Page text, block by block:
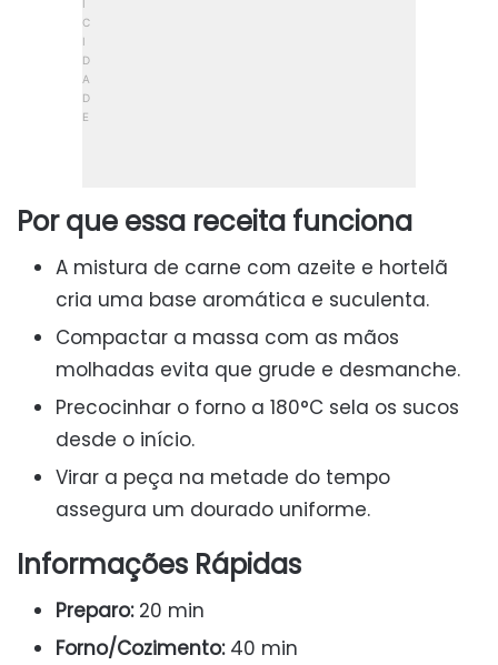
Por que essa receita funciona
A mistura de carne com azeite e hortelã
cria uma base aromática e suculenta.
Compactar a massa com as mãos
molhadas evita que grude e desmanche.
Precocinhar o forno a 180°C sela os sucos
desde o início.
Virar a peça na metade do tempo
assegura um dourado uniforme.
Informações Rápidas
Preparo:20 min
Forno/Cozimento:40 min